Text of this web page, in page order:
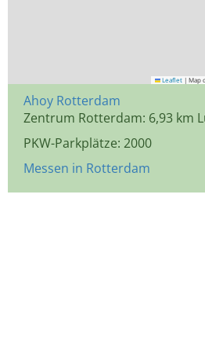
Leaflet | Map
Ahoy Rotterdam
Zentrum Rotterdam: 6,93 km
PKW-Parkplätze: 2000
Messen in Rotterdam